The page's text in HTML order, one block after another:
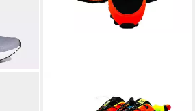
Wanderschuhe